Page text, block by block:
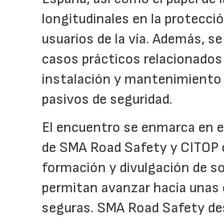
longitudinales en la
usuarios de la vía. Además,
casos prácticos
instalación y mantenimiento
pasivos de seguridad.
El encuentro se enmarca en
de SMA Road Safety y CITOP
formación y divulgación de
permitan avanzar hacia
seguras. SMA Road Safety